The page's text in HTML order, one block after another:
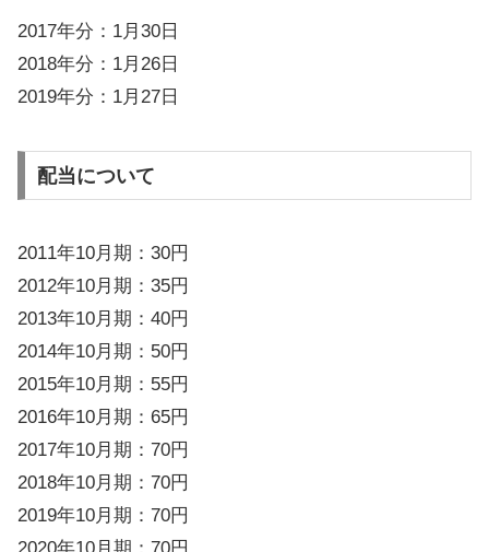
2017年分：1月30日
2018年分：1月26日
2019年分：1月27日
配当について
2011年10月期：30円
2012年10月期：35円
2013年10月期：40円
2014年10月期：50円
2015年10月期：55円
2016年10月期：65円
2017年10月期：70円
2018年10月期：70円
2019年10月期：70円